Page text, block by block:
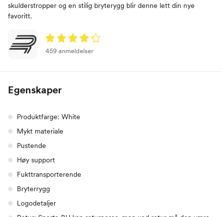
skulderstropper og en stilig bryterygg blir denne lett din nye
favoritt.
459 anmeldelser
Egenskaper
Produktfarge: White
Mykt materiale
Pustende
Høy support
Fukttransporterende
Bryterrygg
Logodetaljer